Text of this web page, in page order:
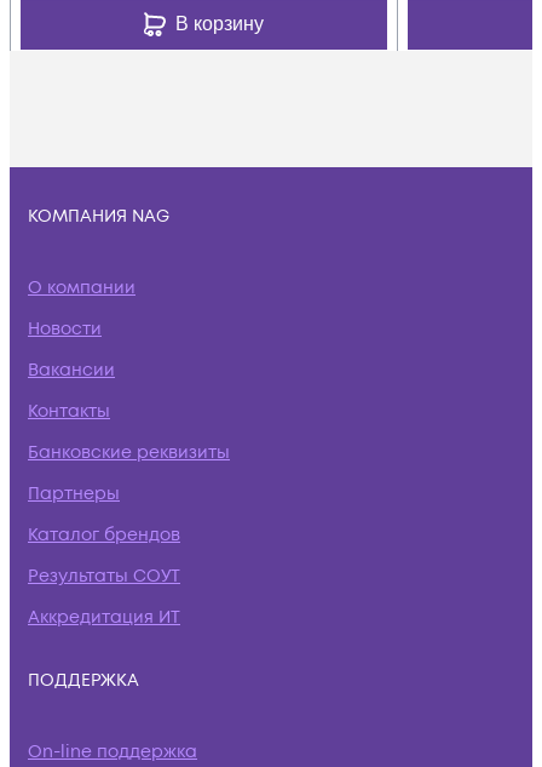
В корзину
КОМПАНИЯ NAG
О компании
Новости
Вакансии
Контакты
Банковские реквизиты
Партнеры
Каталог брендов
Результаты СОУТ
Аккредитация ИТ
ПОДДЕРЖКА
On-line поддержка